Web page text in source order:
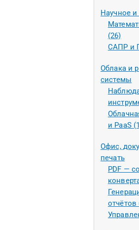
Научное
(26)
САПР и
Облака и
системы
и PaaS
Офис,
печать
PDF —
отчётов